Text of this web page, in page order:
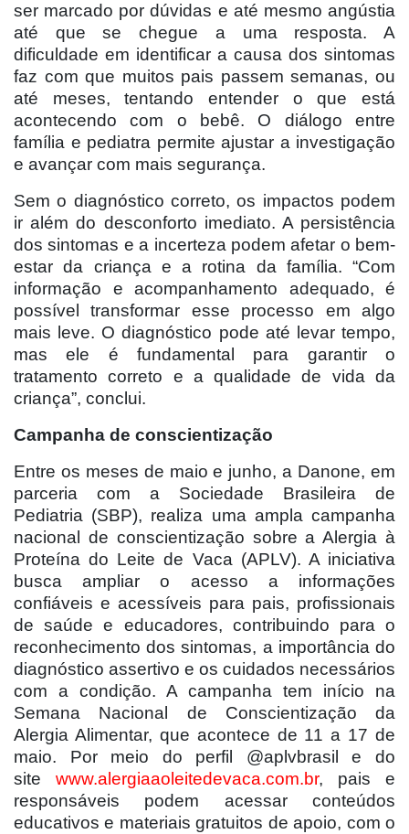
ser marcado por dúvidas e até mesmo angústia
até que se chegue a uma resposta. A
dificuldade em identificar a causa dos sintomas
faz com que muitos pais passem semanas, ou
até meses, tentando entender o que está
acontecendo com o bebê. O diálogo entre
família e pediatra permite ajustar a investigação
e avançar com mais segurança.
Sem o diagnóstico correto, os impactos podem
ir além do desconforto imediato. A persistência
dos sintomas e a incerteza podem afetar o bem-
estar da criança e a rotina da família. “Com
informação e acompanhamento adequado, é
possível transformar esse processo em algo
mais leve. O diagnóstico pode até levar tempo,
mas ele é fundamental para garantir o
tratamento correto e a qualidade de vida da
criança”, conclui.
Campanha de conscientização
Entre os meses de maio e junho, a Danone, em
parceria com a Sociedade Brasileira de
Pediatria (SBP), realiza uma ampla campanha
nacional de conscientização sobre a Alergia à
Proteína do Leite de Vaca (APLV). A iniciativa
busca ampliar o acesso a informações
confiáveis e acessíveis para pais, profissionais
de saúde e educadores, contribuindo para o
reconhecimento dos sintomas, a importância do
diagnóstico assertivo e os cuidados necessários
com a condição. A campanha tem início na
Semana Nacional de Conscientização da
Alergia Alimentar, que acontece de 11 a 17 de
maio. Por meio do perfil @aplvbrasil e do
site www.alergiaaoleitedevaca.com.br, pais e
responsáveis podem acessar conteúdos
educativos e materiais gratuitos de apoio, com o